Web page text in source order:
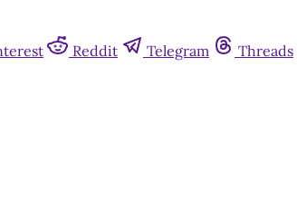
Reddit Telegram Threads